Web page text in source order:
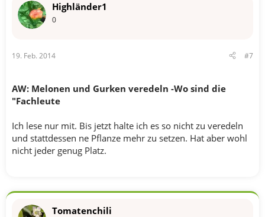
Highländer1
0
19. Feb. 2014 #7
AW: Melonen und Gurken veredeln -Wo sind die
"Fachleute
Ich lese nur mit. Bis jetzt halte ich es so nicht zu veredeln
und stattdessen ne Pflanze mehr zu setzen. Hat aber wohl
nicht jeder genug Platz.
Tomatenchili